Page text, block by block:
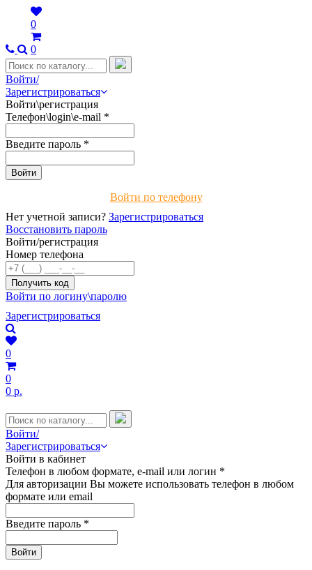
0
0
Войти/
Зарегистрироваться
Войти\регистрация
Телефон\login\e-mail *
Введите пароль *
Войти по телефону
Нет учетной записи? Зарегистрироваться
Восстановить пароль
Войти/регистрация
Номер телефона
Войти по логину\паролю
Зарегистрироваться
0
0
0 р.
Войти/
Зарегистрироваться
Войти в кабинет
Телефон в любом формате, e-mail или логин *
Для авторизации Вы можете использовать телефон в любом
формате или email
Введите пароль *